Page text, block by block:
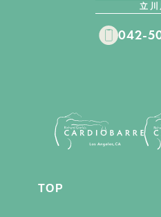
立川
042-
TOP